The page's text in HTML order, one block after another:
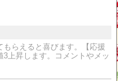
もらえると喜びます。【応援
3上昇します。コメントやメッ